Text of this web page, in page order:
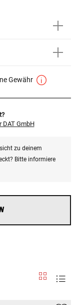
Gewähr
DAT GmbH
zu deinem
Bitte informiere